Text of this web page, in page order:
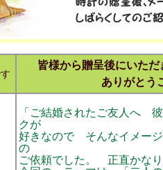
皆様から贈呈後にいた
ありがとう
「ご結婚されたご友人へ
クが
好きなので そんなイメー
の
ご依頼でした。 正直かな